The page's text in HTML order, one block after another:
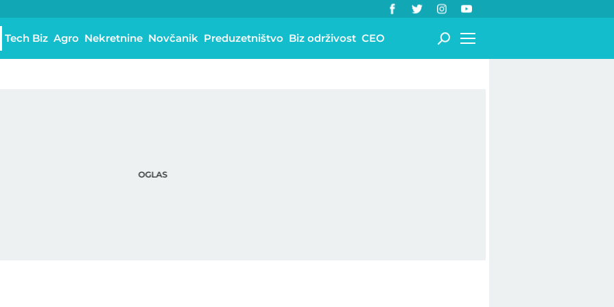
Tech Biz Agro Nekretnine Novčanik Preduzetništvo Biz održivost CEO